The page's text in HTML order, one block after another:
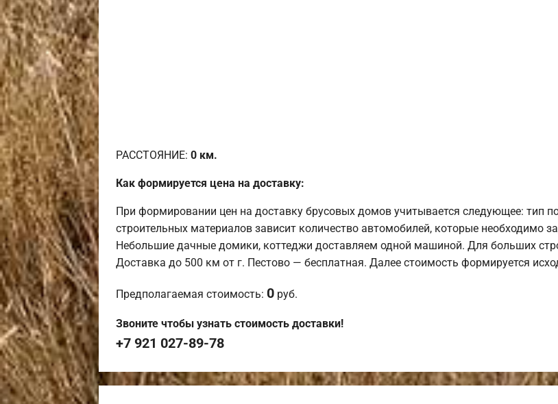
РАССТОЯНИЕ: 0 км.
Как формируется цена на доставку:
При формировании цен на доставку брусовых домов учитывается следующее: тип
строительных материалов зависит количество автомобилей, которые необходимо
Небольшие дачные домики, коттеджи доставляем одной машиной. Для больших
Доставка до 500 км от г. Пестово — бесплатная. Далее стоимость формируется
Предполагаемая стоимость: 0 руб.
Звоните чтобы узнать стоимость доставки!
+7 921 027-89-78